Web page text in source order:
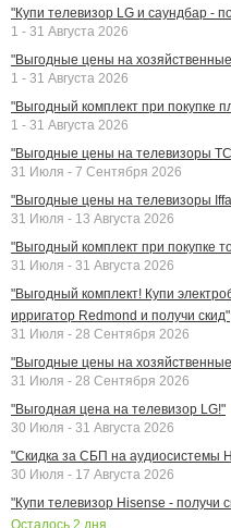
"Купи телевизор LG и саундбар -
1 - 31 Августа 2026
"Выгодные цены на
1 - 31 Августа 2026
"Выгодный комплект при покупке
1 - 31 Августа 2026
"Выгодные цены на телевизоры
31 Июля - 7 Сентября 2026
"Выгодные цены на телевизоры
31 Июля - 13 Августа 2026
"Выгодный комплект при покупке
31 Июля - 31 Августа 2026
"Выгодный комплект! Купи
ирригатор Redmond и получи скид"
31 Июля - 28 Сентября 2026
"Выгодные цены на
31 Июля - 28 Сентября 2026
"Выгодная цена на телевизор LG!"
30 Июля - 31 Августа 2026
"Скидка за СБП на аудиосистемы
30 Июля - 17 Августа 2026
"Купи телевизор Hisense - получи
Осталось 2 дня